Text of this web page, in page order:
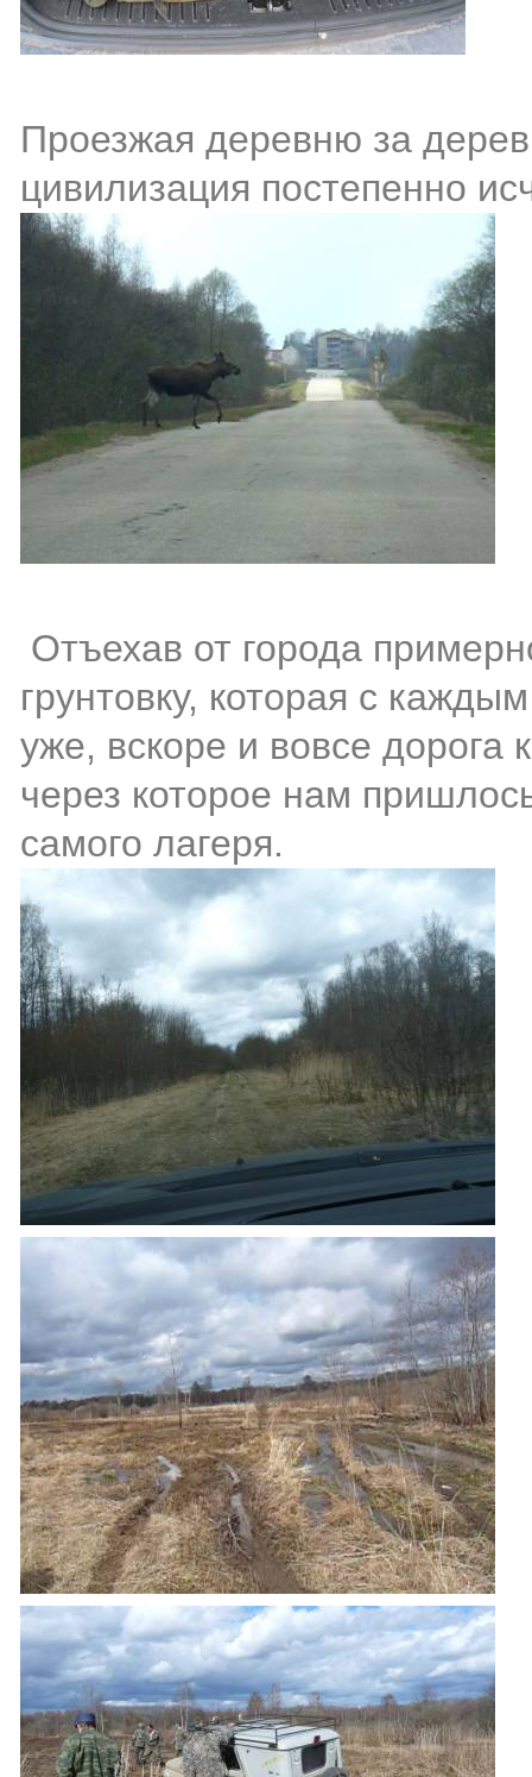
Проезжая деревню за
цивилизация постепенно
Отъехав от города
грунтовку, которая с
уже, вскоре и вовсе дорога
через которое нам
самого лагеря.